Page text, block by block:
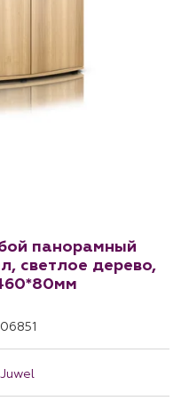
панорамный
светлое дерево,
06851
Juwel